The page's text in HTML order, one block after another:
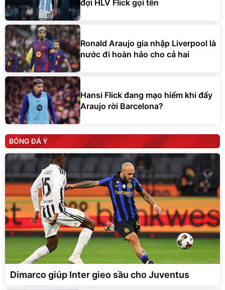
đợi HLV Flick gọi tên
Ronald Araujo gia nhập Liverpool là
nước đi hoàn hảo cho cả hai
Hansi Flick đang mạo hiểm khi đẩy
Araujo rời Barcelona?
BÓNG ĐÁ Ý
Dimarco giúp Inter gieo sầu cho Juventus